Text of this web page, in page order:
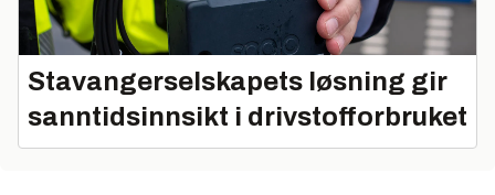
Stavangerselskapets løsning gir
sanntidsinnsikt i drivstofforbruket